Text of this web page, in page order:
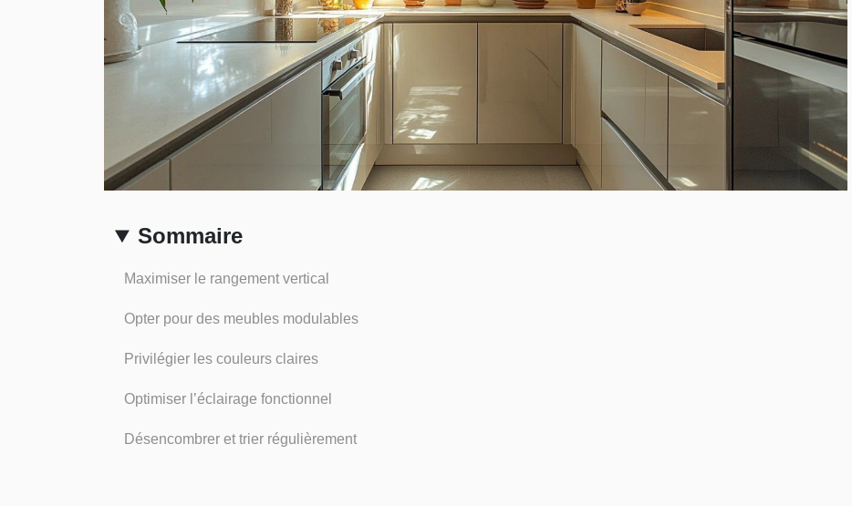
Sommaire
Maximiser le rangement vertical
Opter pour des meubles modulables
Privilégier les couleurs claires
Optimiser l’éclairage fonctionnel
Désencombrer et trier régulièrement